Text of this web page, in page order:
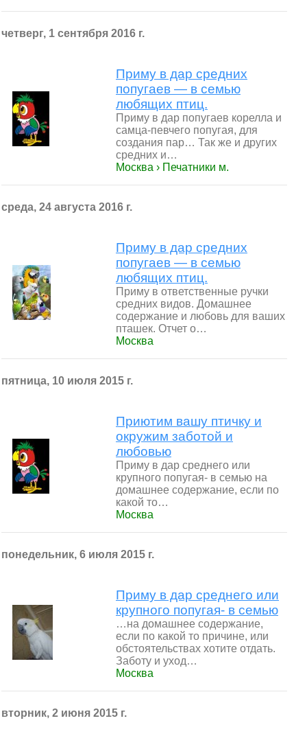
четверг, 1 сентября 2016 г.
Приму в дар средних
попугаев — в семью
любящих птиц.
Приму в дар попугаев корелла и
самца-певчего попугая, для
создания пар… Так же и других
средних и…
Москва › Печатники м.
среда, 24 августа 2016 г.
Приму в дар средних
попугаев — в семью
любящих птиц.
Приму в ответственные ручки
средних видов. Домашнее
содержание и любовь для ваших
пташек. Отчет о…
Москва
пятница, 10 июля 2015 г.
Приютим вашу птичку и
окружим заботой и
любовью
Приму в дар среднего или
крупного попугая- в семью на
домашнее содержание, если по
какой то…
Москва
понедельник, 6 июля 2015 г.
Приму в дар среднего или
крупного попугая- в семью
…на домашнее содержание,
если по какой то причине, или
обстоятельствах хотите отдать.
Заботу и уход…
Москва
вторник, 2 июня 2015 г.